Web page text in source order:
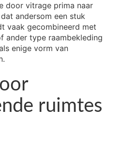
door vitrage prima naar
andersom een stuk
vaak gecombineerd met
ander type raambekleding
enige vorm van
ruimtes